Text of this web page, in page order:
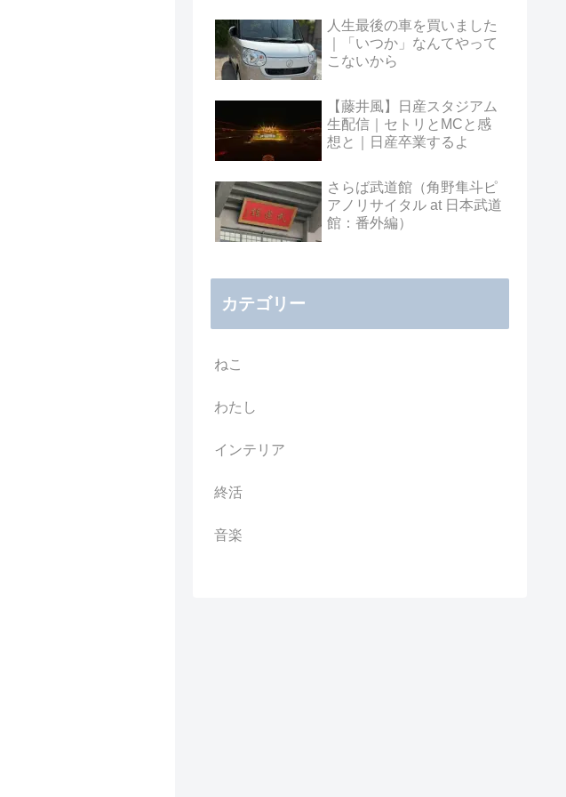
人生最後の車を買いました
｜「いつか」なんてやって
こないから
【藤井風】日産スタジアム
生配信｜セトリとMCと感
想と｜日産卒業するよ
さらば武道館（角野隼斗ピ
アノリサイタル at 日本武道
館：番外編）
カテゴリー
ねこ
わたし
インテリア
終活
音楽